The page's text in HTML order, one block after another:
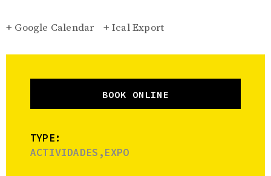
+ Google Calendar + Ical Export
BOOK ONLINE
TYPE:
ACTIVIDADES,EXPO